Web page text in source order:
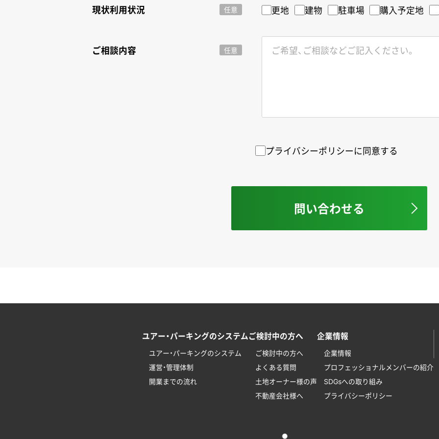
現状利用状況 任意 更地 建物 駐車場 購入予定地
ご相談内容 任意
プライバシーポリシーに同意する
ユアー・パーキングのシステム
ユアー・パーキングのシステム
運営・管理体制
開業までの流れ
ご検討中の方へ
ご検討中の方へ
よくある質問
土地オーナー様の声
不動産会社様へ
企業情報
企業情報
プロフェッショナルメンバーの紹介
SDGsへの取り組み
プライバシーポリシー